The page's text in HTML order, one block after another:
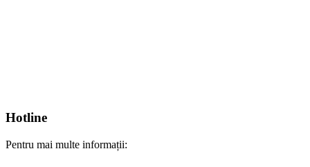
Hotline
Pentru mai multe informații: